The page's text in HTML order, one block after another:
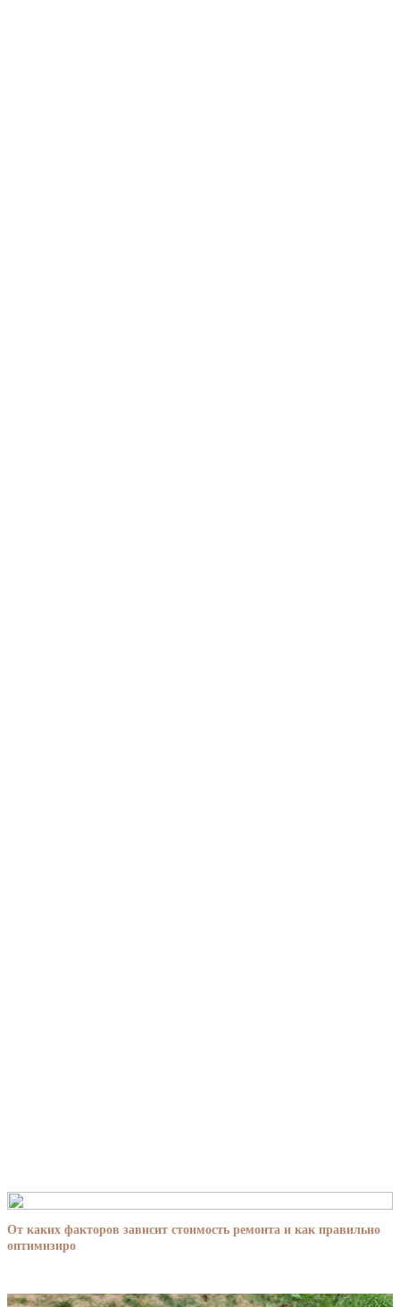
От каких факторов зависит стоимость ремонта и как правильно
оптимизиро